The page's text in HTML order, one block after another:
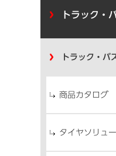
トラック・
トラック・バ
商品カタログ
タイヤソリュ